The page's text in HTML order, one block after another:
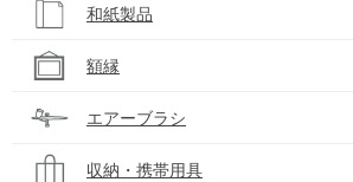
和紙製品
額縁
エアーブラシ
収納・携帯用具